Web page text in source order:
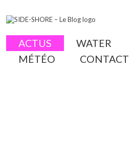
ACTUS WATER
MÉTÉO
CONTACT